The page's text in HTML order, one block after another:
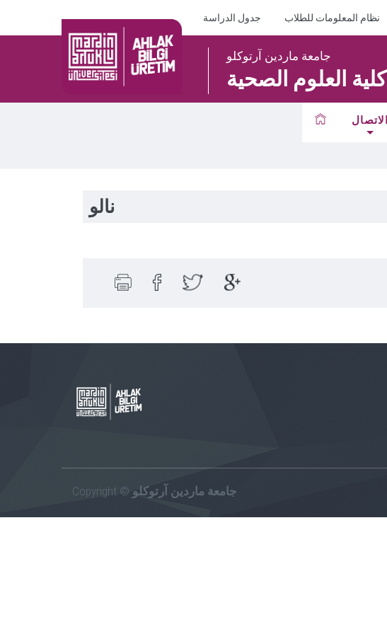
جدول الدراسة نظام المعلومات للطلاب
جامعة ماردين آرتوكلو
كلية العلوم الصحية
الاتصال
نالو
Copyright © جامعة ماردين آرتوكلو